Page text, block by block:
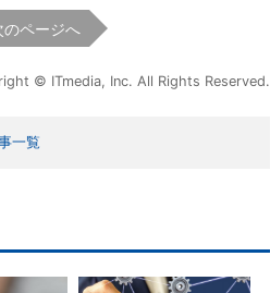
のページへ
© ITmedia, Inc. All Rights Reserved.
一覧